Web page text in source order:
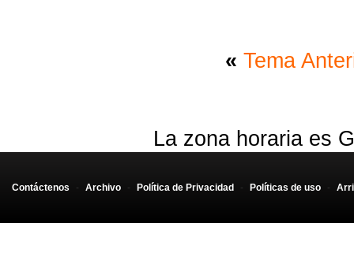
« Tema
La zona horaria es
Contáctenos - Archivo - Política de Privacidad - Políticas de uso -